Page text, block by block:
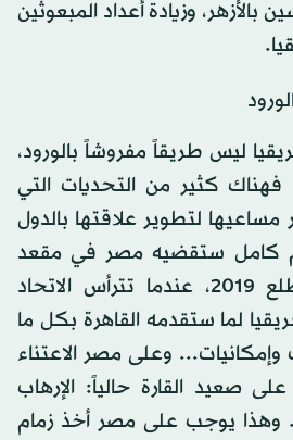
بالأزهر، وزيادة أعداد المبعوثين
ليس طريقاً مفروشاً بالورود،
كثير من التحديات التي
لتطوير علاقتها بالدول
كامل ستقضيه مصر في مقعد
القيادة الأفريقية، مطلع 2019، عندما تترأس الاتحاد
لما ستقدمه القاهرة بكل ما
وعلى مصر الاعتناء
صعيد القارة حالياً: الإرهاب
وهذا يوجب على مصر أخذ زمام